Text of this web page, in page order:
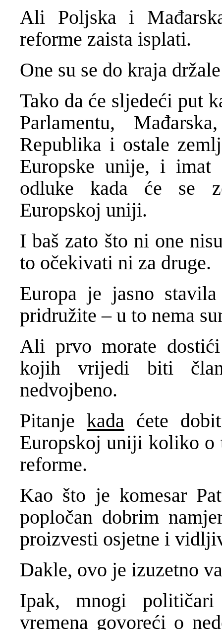
Ali Poljska i
reforme zaista isplati.
One su se do kraja
Tako da će sljedeći put
Parlamentu,
Republika i ostale
Europske unije, i imat
odluke kada će se
Europskoj uniji.
I baš zato što ni one
to očekivati ni za druge.
Europa je jasno
pridružite – u to nema
Ali prvo morate
kojih vrijedi biti
nedvojbeno.
Pitanje kada ćete
Europskoj uniji koliko
reforme.
Kao što je komesar
popločan dobrim
proizvesti osjetne i
Dakle, ovo je izuzetno
Ipak, mnogi
vremena govoreći o